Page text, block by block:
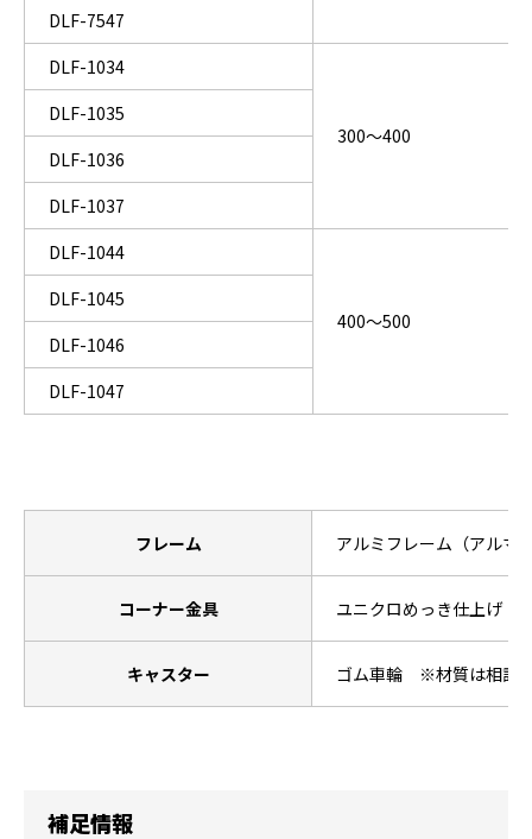
DLF-7547
DLF-1034
300～400
DLF-1035
DLF-1036
DLF-1037
DLF-1044
400～500
DLF-1045
DLF-1046
DLF-1047
フレーム アルミフレーム（アルマ
コーナー金具 ユニクロめっき仕上げ
キャスター ゴム車輪 ※材質は相談
補足情報